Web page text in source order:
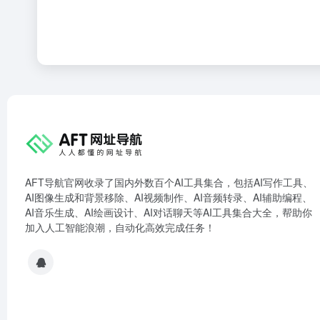
AFT导航官网收录了国内外数百个AI工具集合，包括AI写作工具、
AI图像生成和背景移除、AI视频制作、AI音频转录、AI辅助编程、
AI音乐生成、AI绘画设计、AI对话聊天等AI工具集合大全，帮助你
加入人工智能浪潮，自动化高效完成任务！